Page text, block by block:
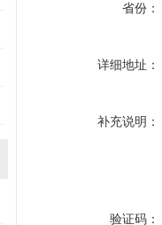
省份：
详细地址：
补充说明：
验证码：